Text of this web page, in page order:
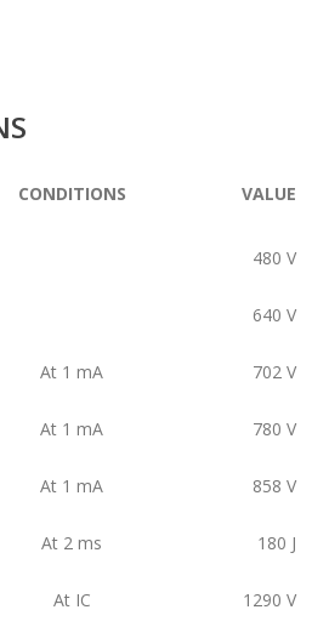
CONDITIONS VALUE
480 V
640 V
At 1 mA 702 V
At 1 mA 780 V
At 1 mA 858 V
At 2 ms 180 J
At IC 1290 V